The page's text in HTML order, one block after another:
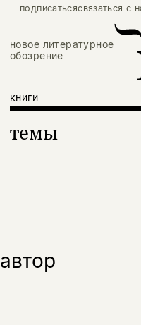
подписатьсясвязаться с
новое литературное
обозрение
книги
темы
автор